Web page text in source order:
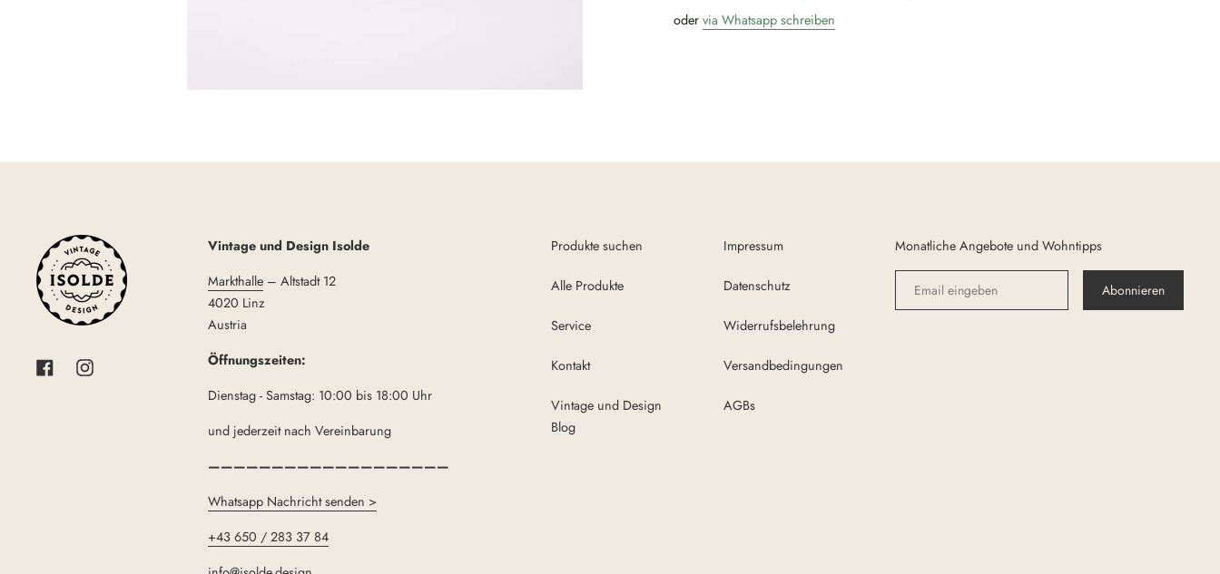
oder via Whatsapp schreiben
Facebook Instagram
Vintage und Design Isolde
Markthalle – Altstadt 12
4020 Linz
Austria
Öffnungszeiten:
Dienstag - Samstag: 10:00 bis 18:00 Uhr
und jederzeit nach Vereinbarung
———————————————————
Whatsapp Nachricht senden >
+43 650 / 283 37 84
Produkte suchen
Alle Produkte
Service
Kontakt
Vintage und Design
Blog
Impressum
Datenschutz
Widerrufsbelehrung
Versandbedingungen
AGBs
Monatliche Angebote und Wohntipps
Abonnieren